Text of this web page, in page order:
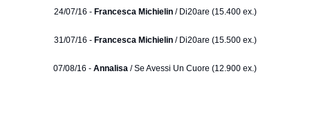
24/07/16 - Francesca Michielin/ Di20are (15.400 ex.)
31/07/16 - Francesca Michielin/ Di20are (15.500 ex.)
07/08/16 - Annalisa / Se Avessi Un Cuore (12.900 ex.)